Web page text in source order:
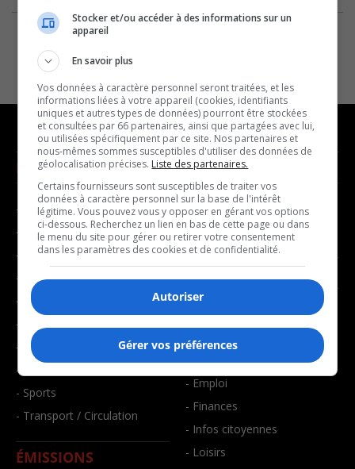
NOUVELLES
- Affaires municipales
- Communauté / Social
- Culture
- Économie
- Éducation
- Environnement
- Faits divers
- Santé et bien-être
- Sports
- Transport / Circulation
ÉMISSIONS
MUSIQUE
- Décompte franco
- Joué récemment
BALADOS
- Affaires
- Art de vivre
- Bien-être
- Emploi
- Finances
- Infos citoyennes
- Loisirs
Stocker et/ou accéder à des informations sur un
appareil
En savoir plus
Vos données à caractère personnel seront traitées, et les
informations liées à votre appareil (cookies, identifiants
uniques et autres types de données) pourront être stockées
et consultées par 66 partenaires, ainsi que partagées avec lui,
ou utilisées spécifiquement par ce site. Nos partenaires et
nous-mêmes sommes susceptibles d'utiliser des données de
géolocalisation précises. Liste des partenaires.
Certains fournisseurs sont susceptibles de traiter vos
données à caractère personnel sur la base de l'intérêt
légitime. Vous pouvez vous y opposer en gérant vos options
ci-dessous. Recherchez un lien en bas de cette page ou dans
le menu du site pour gérer ou retirer votre consentement
dans les paramètres des cookies et de confidentialité.
Autoriser
Gérer vos préférences